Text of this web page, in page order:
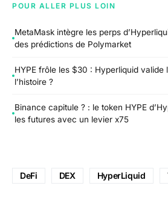
POUR ALLER PLUS LOIN
MetaMask intègre les perps
des prédictions de Polymarket
HYPE frôle les $30 : Hyperliquid valide
l’histoire ?
Binance capitule ? : le token HYPE
les futures avec un levier x75
DeFi DEX HyperLiquid